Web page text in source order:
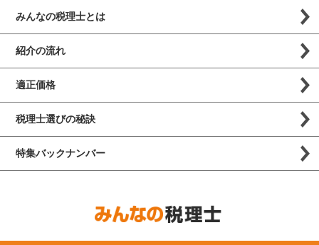
みんなの税理士とは
紹介の流れ
適正価格
税理士選びの秘訣
特集バックナンバー